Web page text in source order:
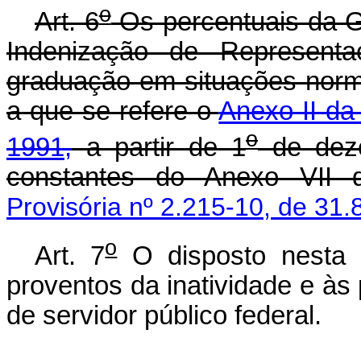
Art. 6oOs percentuais da
Indenização de
graduação em situações
a que se refere oAnexo II
1991,a partir de 1ode
constantes do Anexo VII
Provisória nº 2.215-10, de
Art. 7oO disposto nesta
proventos da inatividade e
de servidor público federal.